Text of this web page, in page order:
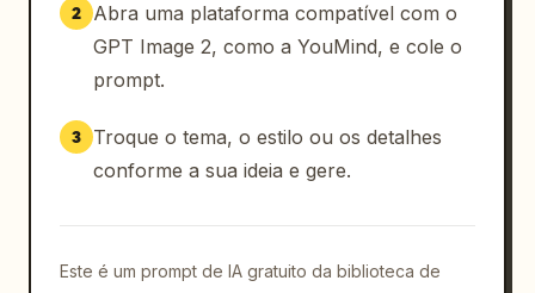
2
Abra uma plataforma compatível com o
GPT Image 2, como a YouMind, e cole o
prompt.
3
Troque o tema, o estilo ou os detalhes
conforme a sua ideia e gere.
Este é um prompt de IA gratuito da biblioteca de